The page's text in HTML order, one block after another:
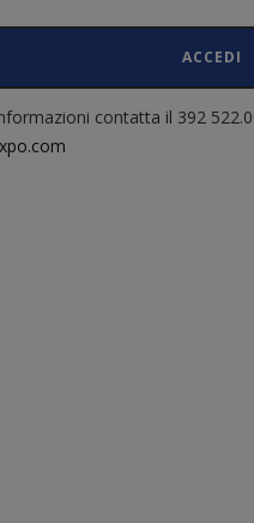
ACCEDI
contatta il 392